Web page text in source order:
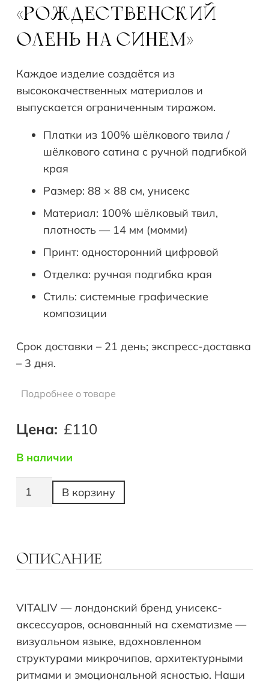
«РОЖДЕСТВЕНСКИЙ
ОЛЕНЬ НА СИНЕМ»
Каждое изделие создаётся из
высококачественных материалов и
выпускается ограниченным тиражом.
Платки из 100% шёлкового твила /
шёлкового сатина с ручной подгибкой
края
Размер: 88 × 88 см, унисекс
Материал: 100% шёлковый твил,
плотность — 14 мм (момми)
Принт: односторонний цифровой
Отделка: ручная подгибка края
Стиль: системные графические
композиции
Срок доставки – 21 день; экспресс-доставка
– 3 дня.
Подробнее о товаре
Цена: £110
В наличии
Количество
из
шёлкового
—
«Рождественский
Олень
на
Синем»
В корзину
ОПИСАНИЕ
VITALIV — лондонский бренд унисекс-
аксессуаров, основанный на схематизме —
визуальном языке, вдохновленном
структурами микрочипов, архитектурными
ритмами и эмоциональной ясностью. Наши